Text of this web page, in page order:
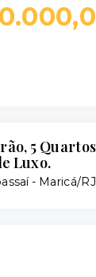
5
Luxo.
- Maricá/RJ